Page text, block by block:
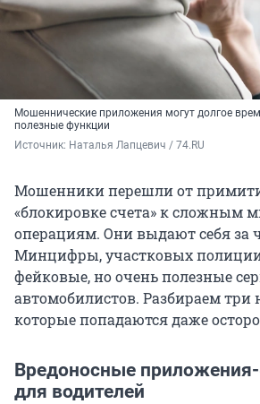
Мошеннические приложения могут долгое
полезные функции
Источник: Наталья Лапцевич / 74.RU
Мошенники перешли от
«блокировке счета» к сложным
операциям. Они выдают себя за
Минцифры, участковых
фейковые, но очень полезные
автомобилистов. Разбираем три
которые попадаются даже
Вредоносные
для водителей